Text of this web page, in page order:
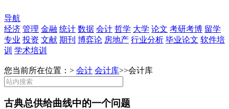
导航
经济 管理 金融 统计 数据 会计 哲学 大学 论文 考研考博 留学
专业 投资 文献 期刊 博弈论 房地产 行业分析 毕业论文 软件培
训 学术培训
您当前所在位置：> 会计 会计库>>会计库
古典总供给曲线中的一个问题